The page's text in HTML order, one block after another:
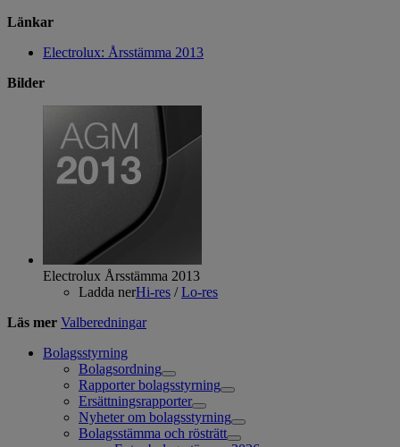
Länkar
Electrolux: Årsstämma 2013
Bilder
Electrolux Årsstämma 2013
Ladda nerHi-res /Lo-res
Läs mer Valberedningar
Bolagsstyrning
Bolagsordning
Rapporter bolagsstyrning
Ersättningsrapporter
Nyheter om bolagsstyrning
Bolagsstämma och rösträtt